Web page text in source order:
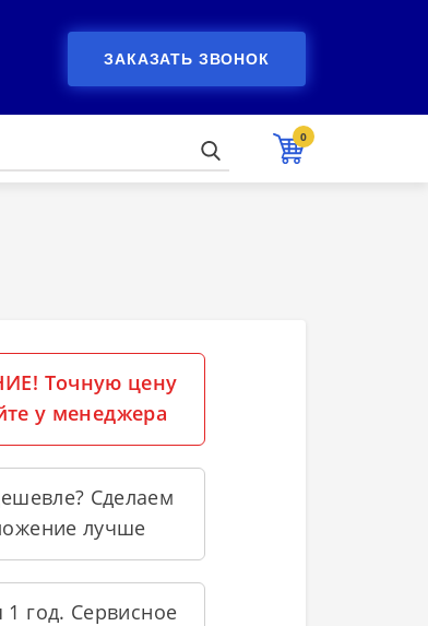
ЗАКАЗАТЬ ЗВОНОК
0
Точную цену
у менеджера
Сделаем
лучше
1 год. Сервисное